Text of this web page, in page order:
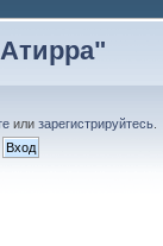
или зарегистрируйтесь